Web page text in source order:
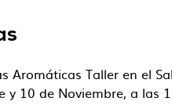
Aromáticas Taller en el
10 de Noviembre, a las